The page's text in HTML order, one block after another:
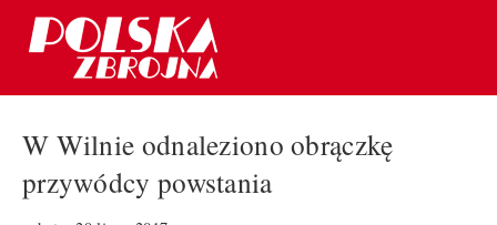
W Wilnie odnaleziono obrączkę
przywódcy powstania